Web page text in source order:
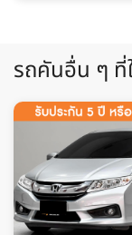
รถคันอื่น ๆ ที่